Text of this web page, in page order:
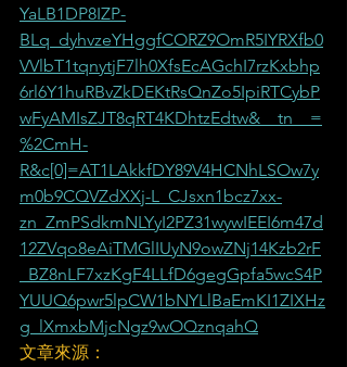
YaLB1DP8IZP-
BLq_dyhvzeYHggfCORZ9OmR5IYRXfb0
VVlbT1tqnytjF7lh0XfsEcAGchI7rzKxbhp
6rl6Y1huRBvZkDEKtRsQnZo5IpiRTCybP
wFyAMIsZJT8qRT4KDhtzEdtw&__tn__=
%2CmH-
R&c[0]=AT1LAkkfDY89V4HCNhLSOw7y
m0b9CQVZdXXj-L_CJsxn1bcz7xx-
zn_ZmPSdkmNLYyI2PZ31wywIEEI6m47d
12ZVqo8eAiTMGlIUyN9owZNj14Kzb2rF
_BZ8nLF7xzKgF4LLfD6gegGpfa5wcS4P
YUUQ6pwr5lpCW1bNYLlBaEmKI1ZIXHz
g_lXmxbMjcNgz9wOQznqahQ
文章來源：